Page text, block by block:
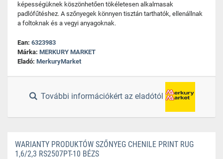
képességüknek köszönhetően tökéletesen alkalmasak
padlófűtéshez. A szőnyegek könnyen tisztán tarthatók, ellenállnak
a foltoknak és a vegyi anyagoknak.
Ean: 6323983
Márka: MERKURY MARKET
Eladó: MerkuryMarket
További információkért az eladótól
WARIANTY PRODUKTÓW SZŐNYEG CHENILE PRINT RUG
1,6/2,3 RS2507PT-10 BÉZS